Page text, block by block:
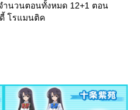
ำนวนตอนทั้งหมด 12+1 ตอน
โรแมนติค